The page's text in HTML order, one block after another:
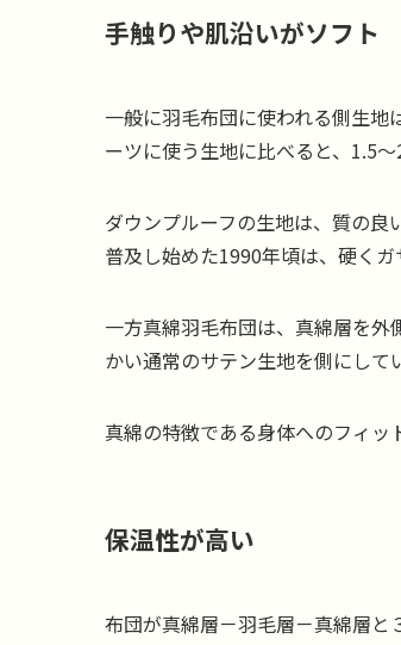
手触りや肌沿いがソフト
一般に羽毛布団に使われる側生地
ーツに使う生地に比べると、1.5
ダウンプルーフの生地は、質の良
普及し始めた1990年頃は、硬くガ
一方真綿羽毛布団は、真綿層を
かい通常のサテン生地を側にして
真綿の特徴である身体へのフィッ
保温性が高い
布団が真綿層－羽毛層－真綿層と